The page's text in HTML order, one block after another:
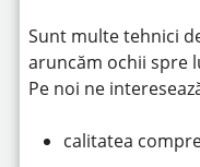
Sunt multe tehnici
aruncăm ochii spre
Pe noi ne
calitatea